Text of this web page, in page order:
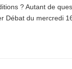
? Autant de
Débat du mercredi